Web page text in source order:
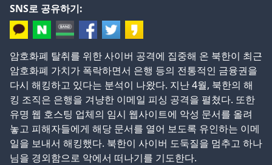
SNS로 공유하기:
암호화폐 탈취를 위한 사이버 공격에 집중해 온 북한이 최근
암호화폐 가치가 폭락하면서 은행 등의 전통적인 금융권을
다시 해킹하고 있다는 분석이 나왔다. 지난 4월, 북한의 해
킹 조직은 은행을 겨냥한 이메일 피싱 공격을 펼쳤다. 또한
유명 웹 호스팅 업체의 임시 웹사이트에 악성 문서를 올려
놓고 피해자들에게 해당 문서를 열어 보도록 유인하는 이메
일을 보내서 해킹했다. 북한이 사이버 도둑질을 멈추고 하나
님을 경외함으로 악에서 떠나기를 기도한다.